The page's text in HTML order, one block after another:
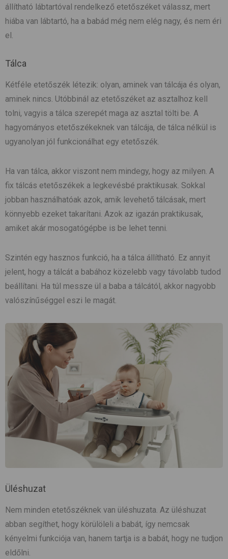
állítható lábtartóval rendelkező etetőszéket válassz, mert
hiába van lábtartó, ha a babád még nem elég nagy, és nem éri
el.
Tálca
Kétféle etetőszék létezik: olyan, aminek van tálcája és olyan,
aminek nincs. Utóbbinál az etetőszéket az asztalhoz kell
tolni, vagyis a tálca szerepét maga az asztal tölti be. A
hagyományos etetőszékeknek van tálcája, de tálca nélkül is
ugyanolyan jól funkcionálhat egy etetőszék.
Ha van tálca, akkor viszont nem mindegy, hogy az milyen. A
fix tálcás etetőszékek a legkevésbé praktikusak. Sokkal
jobban használhatóak azok, amik levehető tálcásak, mert
könnyebb ezeket takarítani. Azok az igazán praktikusak,
amiket akár mosogatógépbe is be lehet tenni.
Szintén egy hasznos funkció, ha a tálca állítható. Ez annyit
jelent, hogy a tálcát a babához közelebb vagy távolabb tudod
beállítani. Ha túl messze ül a baba a tálcától, akkor nagyobb
valószínűséggel eszi le magát.
Üléshuzat
Nem minden etetőszéknek van üléshuzata. Az üléshuzat
abban segíthet, hogy körülöleli a babát, így nemcsak
kényelmi funkciója van, hanem tartja is a babát, hogy ne tudjon
eldőlni.